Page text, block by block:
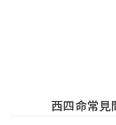
西四命常見